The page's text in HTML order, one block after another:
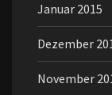
Januar 2015
Dezember
November